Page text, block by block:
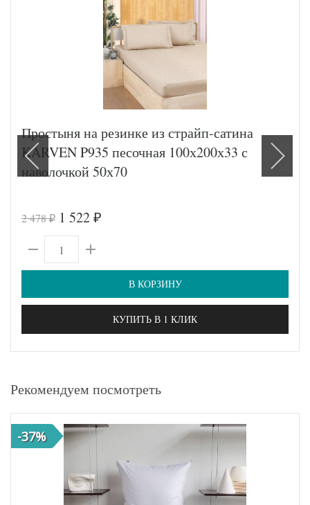
Простыня на резинке из страйп-сатина
KARVEN P935 песочная 100х200х33 с
наволочкой 50х70
2 478₽ 1 522 ₽
В КОРЗИНУ
КУПИТЬ В 1 КЛИК
Рекомендуем посмотреть
-37%